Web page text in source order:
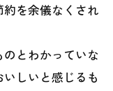
を余儀なくされ
とわかっていな
しいと感じるも